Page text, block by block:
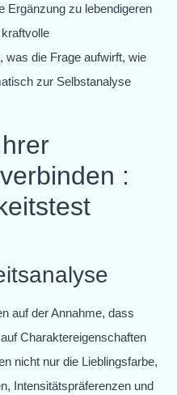
Ergänzung zu lebendigeren
was die Frage aufwirft, wie
zur Selbstanalyse
:
auf der Annahme, dass
Charaktereigenschaften
nicht nur die Lieblingsfarbe,
Intensitätspräferenzen und